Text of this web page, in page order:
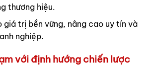
thương hiệu.
giá trị bền vững, nâng cao uy tín và
nghiệp.
với định hướng chiến lược